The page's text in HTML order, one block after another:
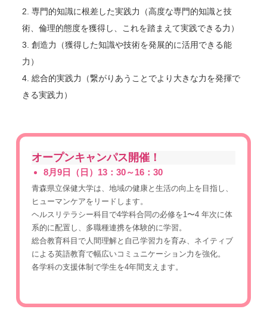
2. 専門的知識に根差した実践力（高度な専門的知識と技
術、倫理的態度を獲得し、これを踏まえて実践できる力）
3. 創造力（獲得した知識や技術を発展的に活用できる能
力）
4. 総合的実践力（繋がりあうことでより大きな力を発揮で
きる実践力）
オープンキャンパス開催！
8月9日（日）13：30～16：30
⻘森県⽴保健⼤学は、地域の健康と⽣活の向上を⽬指し、
ヒューマンケアをリードします。
ヘルスリテラシー科⽬で4学科合同の必修を1〜4 年次に体
系的に配置し、多職種連携を体験的に学習。
総合教育科⽬で⼈間理解と⾃⼰学習⼒を育み、ネイティブ
による英語教育で幅広いコミュニケーション⼒を強化。
各学科の⽀援体制で学⽣を4年間⽀えます。